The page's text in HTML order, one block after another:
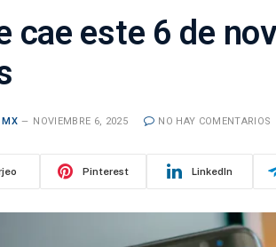
cae este 6 de
MX NOVIEMBRE 6, 2025 NO HAY COMENTARIOS
Pinterest LinkedIn